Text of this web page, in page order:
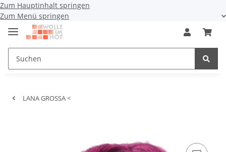
Zum Hauptinhalt springen
Zum Menü springen
LANA GROSSA <